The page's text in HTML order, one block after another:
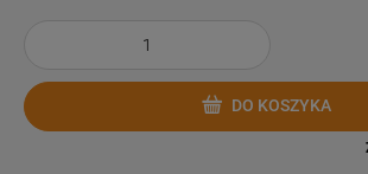
DO KOSZYKA